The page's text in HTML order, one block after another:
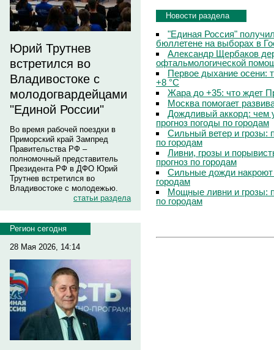
Юрий Трутнев
встретился во
Владивостоке с
молодогвардейцами
"Единой России"
Во время рабочей поездки в
Приморский край Зампред
Правительства РФ –
полномочный представитель
Президента РФ в ДФО Юрий
Трутнев встретился во
Владивостоке с молодежью.
статьи раздела
Регион сегодня
28 Мая 2026, 14:14
Новости раздела
"Единая Россия"
бюллетене на выборах в
Александр Щербаков
офтальмологической
Первое дыхание осени:
+8 °C
Жара до +35: что ждет
Москва помогает
Дождливый аккорд: чем
прогноз погоды по городам
Сильный ветер и грозы:
по городам
Ливни, грозы и
прогноз по городам
Сильные дожди
городам
Мощные ливни и грозы:
по городам